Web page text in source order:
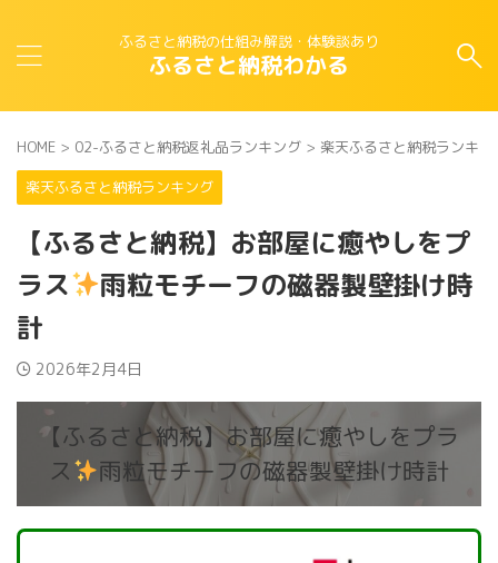
ふるさと納税の仕組み解説・体験談あり
ふるさと納税わかる
HOME > 02-ふるさと納税返礼品ランキング > 楽天ふるさと納税ランキン
楽天ふるさと納税ランキング
【ふるさと納税】お部屋に癒やしをプ
ラス
雨粒モチーフの磁器製壁掛け時
計
2026年2月4日
【ふるさと納税】お部屋に癒やしをプラ
ス
雨粒モチーフの磁器製壁掛け時計